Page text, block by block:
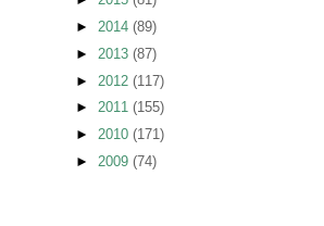
► 2014 (89)
► 2013 (87)
► 2012 (117)
► 2011 (155)
► 2010 (171)
► 2009 (74)